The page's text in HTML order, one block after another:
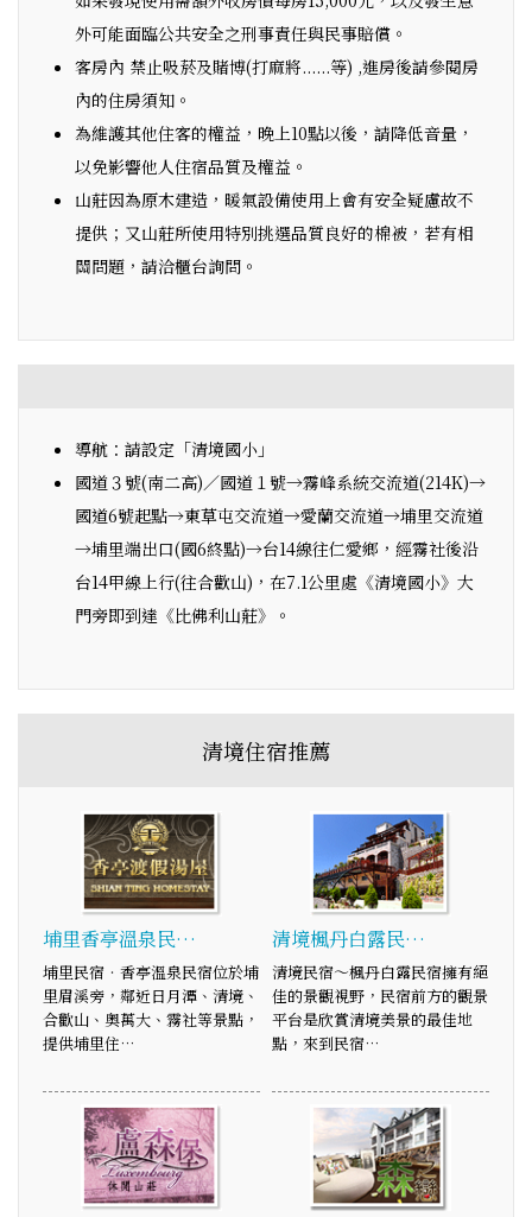
外可能面臨公共安全之刑事責任與民事賠償。
客房內 禁止吸菸及賭博(打麻將......等) ,進房後請參閱房
內的住房須知。
為維護其他住客的權益，晚上10點以後，請降低音量，
以免影響他人住宿品質及權益。
山莊因為原木建造，暖氣設備使用上會有安全疑慮故不
提供；又山莊所使用特別挑選品質良好的棉被，若有相
關問題，請洽櫃台詢問。
導航：請設定「清境國小」
國道３號(南二高)／國道１號→霧峰系統交流道(214K)→
國道6號起點→東草屯交流道→愛蘭交流道→埔里交流道
→埔里端出口(國6終點)→台14線往仁愛鄉，經霧社後沿
台14甲線上行(往合歡山)，在7.1公里處《清境國小》大
門旁即到達《比佛利山莊》。
清境住宿推薦
埔里香亭溫泉民…
埔里民宿‧香亭溫泉民宿位於埔
里眉溪旁，鄰近日月潭、清境、
合歡山、奧萬大、霧社等景點，
提供埔里住…
清境楓丹白露民…
清境民宿～楓丹白露民宿擁有絕
佳的景觀視野，民宿前方的觀景
平台是欣賞清境美景的最佳地
點，來到民宿…